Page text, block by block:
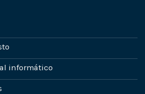
informático